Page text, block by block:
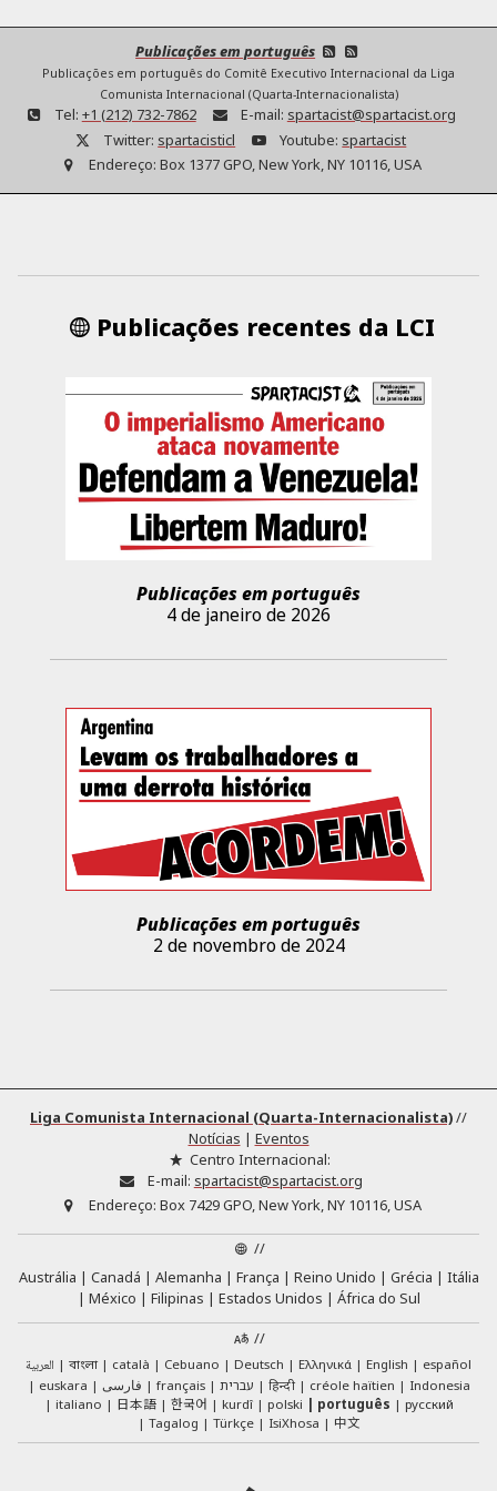
Publicações em português
Publicações em português do Comitê Executivo Internacional da Liga
Comunista Internacional (Quarta-Internacionalista)
Tel: +1 (212) 732-7862 E-mail: spartacist@spartacist.org
Twitter: spartacisticl Youtube: spartacist
Endereço: Box 1377 GPO, New York, NY 10116, USA
Publicações recentes da LCI
Publicações em português
4 de janeiro de 2026
Publicações em português
2 de novembro de 2024
Liga Comunista Internacional (Quarta-Internacionalista)//
Notícias | Eventos
Centro Internacional:
E-mail: spartacist@spartacist.org
Endereço: Box 7429 GPO, New York, NY 10116, USA
//
Austrália
Canadá Alemanha França Reino Unido Grécia
Itália
México
Filipinas Estados Unidos
África do Sul
//
العربية বাংলা català Cebuano Deutsch Ελληνικά English
español
euskara
فارسی français עברית हिन्दी créole haïtien
Indonesia
italiano
日本語 한국어 kurdî polski português
русский
Tagalog
Türkçe IsiXhosa 中文